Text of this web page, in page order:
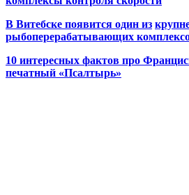
В Витебске появится один из
рыбоперерабатывающих
10 интересных фактов про
печатный «Псалтырь»